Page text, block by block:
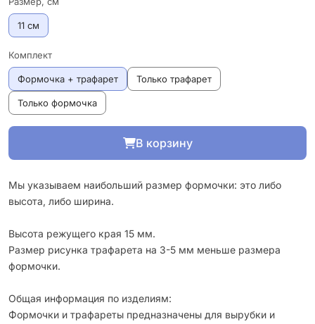
11 см
Комплект
Формочка + трафарет Только трафарет
Только формочка
В корзину
Мы указываем наибольший размер формочки: это либо
высота, либо ширина.
Высота режущего края 15 мм.
Размер рисунка трафарета на 3-5 мм меньше размера
формочки.
Общая информация по изделиям:
Формочки и трафареты предназначены для вырубки и